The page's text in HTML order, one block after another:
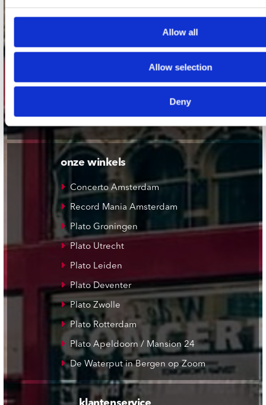
Allow all
Allow selection
Deny
Concerto Recordstore
Utrechtsestraat 52-60
onze winkels
Concerto Amsterdam
Record Mania Amsterdam
Plato Groningen
Plato Utrecht
Plato Leiden
Plato Deventer
Plato Zwolle
Plato Rotterdam
Plato Apeldoorn / Mansion 24
De Waterput in Bergen op Zoom